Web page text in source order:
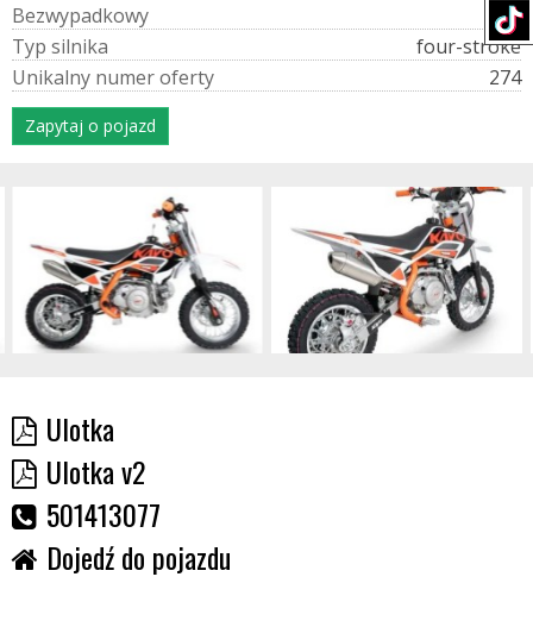
Bezwypadkowy
Tak
Typ silnika
four-stroke
Unikalny numeroferty 274
Zapytaj o pojazd
Ulotka
Ulotka v2
501413077
Dojedź do pojazdu